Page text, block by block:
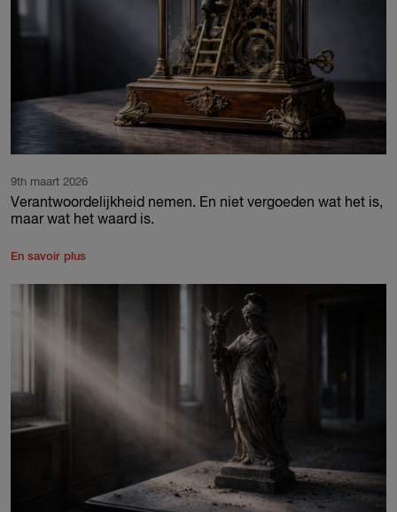
9th maart 2026
Verantwoordelijkheid nemen. En niet vergoeden wat het is,
maar wat het waard is.
En savoir plus